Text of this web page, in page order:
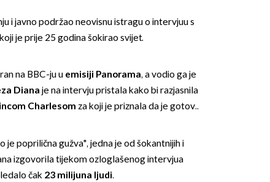
i javno podržao neovisnu istragu o intervjuu s
je prije 25 godina šokirao svijet.
na BBC-ju u emisiji Panorama, a vodio ga je
Diana je na intervju pristala kako bi razjasnila
Charlesom za koji je priznala da je gotov..
je poprilična gužva", jedna je od šokantnijih i
izgovorila tijekom ozloglašenog intervjua
čak 23 milijuna ljudi.